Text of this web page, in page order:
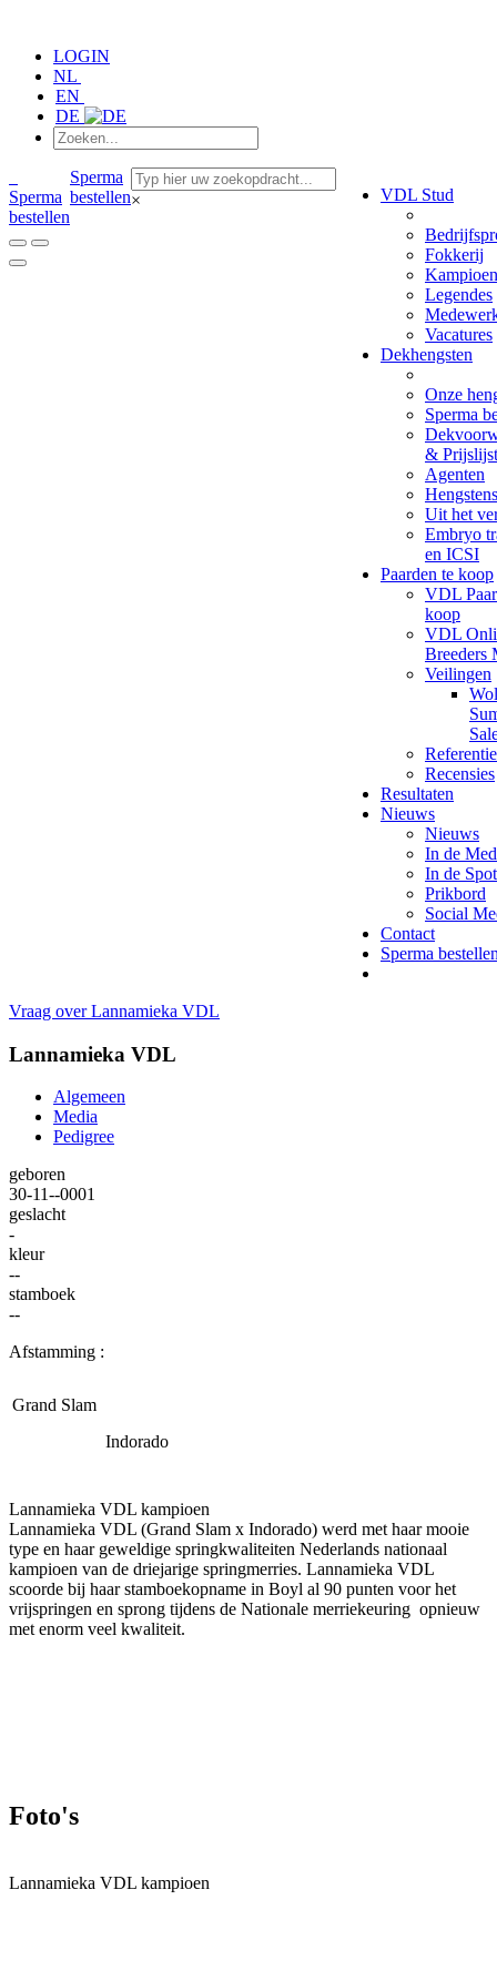
LOGIN
NL
EN
DE
Sperma
bestellen
Sperma
bestellen× VDL Stud
Fokkerij
Legendes
Vacatures
Dekhengsten
Onze
Sperma
& Prijslijst
Agenten
Uit het
Embryo
en ICSI
Paarden te koop
VDL
koop
VDL
Breeders
Veilingen
Recensies
Resultaten
Nieuws
Nieuws
In de
In de
Prikbord
Social
Contact
Sperma
Vraag over Lannamieka VDL
Lannamieka VDL
Algemeen
Media
Pedigree
geboren
30-11--0001
geslacht
-
kleur
--
stamboek
--
Afstamming :
Grand Slam
Indorado
Lannamieka VDL kampioen
Lannamieka VDL (Grand Slam x Indorado) werd met haar mooie
type en haar geweldige springkwaliteiten Nederlands nationaal
kampioen van de driejarige springmerries. Lannamieka VDL
scoorde bij haar stamboekopname in Boyl al 90 punten voor het
vrijspringen en sprong tijdens de Nationale merriekeuring opnieuw
met enorm veel kwaliteit.
Foto's
Lannamieka VDL kampioen